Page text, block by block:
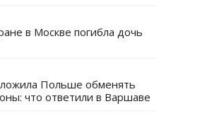
в Москве погибла дочь
Польше обменять
что ответили в Варшаве